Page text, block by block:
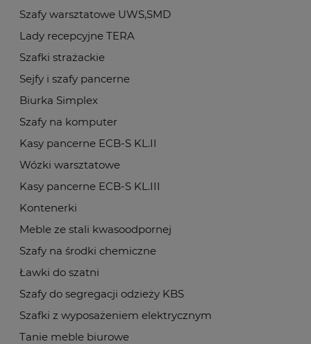
Szafy warsztatowe UWS,SMD
Lady recepcyjne TERA
Szafki strażackie
Sejfy i szafy pancerne
Biurka Simplex
Szafy na komputer
Kasy pancerne ECB-S KL.II
Wózki warsztatowe
Kasy pancerne ECB-S KL.III
Kontenerki
Meble ze stali kwasoodpornej
Szafy na środki chemiczne
Ławki do szatni
Szafy do segregacji odzieży KBS
Szafki z wyposażeniem elektrycznym
Tanie meble biurowe